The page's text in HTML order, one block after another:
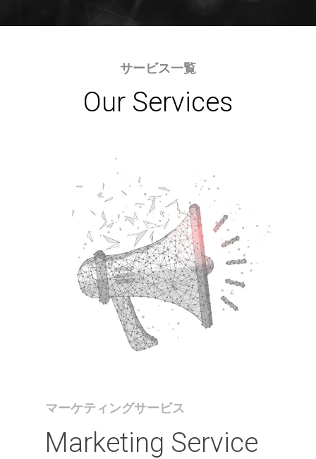
サービス一覧
Our Services
マーケティングサービス
Marketing Service